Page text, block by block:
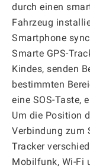
durch einen
Fahrzeug
Smartphone
Smarte GPS-
Kindes, senden
bestimmten
eine SOS-Taste,
Um die Position
Verbindung zum
Tracker
Mobilfunk, Wi-Fi